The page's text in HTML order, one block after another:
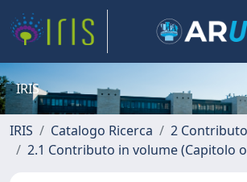
IRIS
IRIS Catalogo Ricerca
2
2.1 Contributo in volume (Capitolo